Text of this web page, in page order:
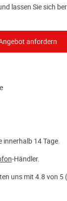
lassen Sie sich
innerhalb 14 Tage.
-Händler.
uns mit 4.8 von 5 (